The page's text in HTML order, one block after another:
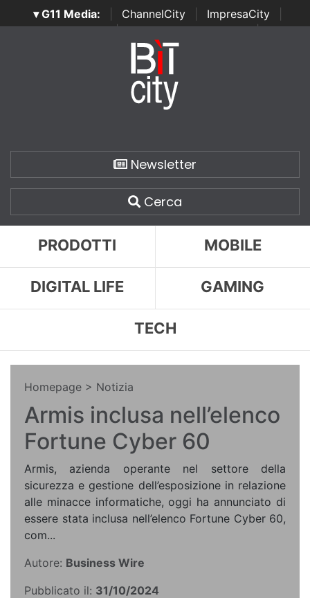
▾ G11 Media: ChannelCity ImpresaCity
SecurityOpenLab | Italian Channel Awards | Italian
Italian Security Awards
Newsletter
Cerca
PRODOTTI MOBILE
DIGITAL LIFE GAMING
TECH
Homepage > Notizia
Armis inclusa nell’elenco
Fortune Cyber 60
Armis, azienda operante nel settore della
sicurezza e gestione dell’esposizione in relazione
alle minacce informatiche, oggi ha annunciato di
essere stata inclusa nell’elenco Fortune Cyber 60,
com...
Autore: Business Wire
Pubblicato il: 31/10/2024